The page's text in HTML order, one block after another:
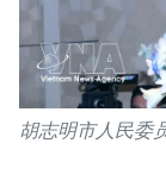
胡志明市人民委